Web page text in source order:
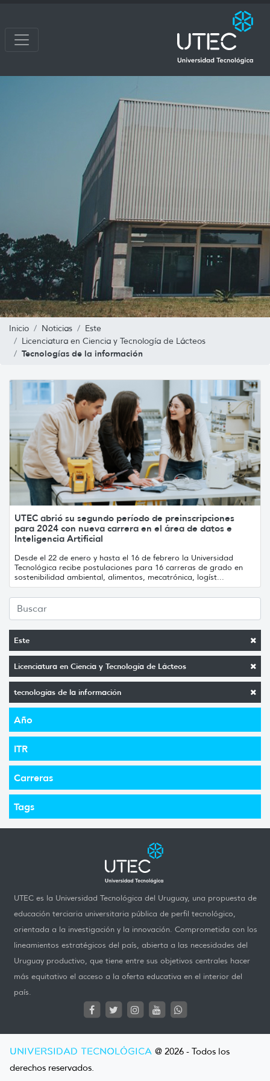
Inicio Noticias
Este
Licenciatura en Ciencia y Tecnología de Lácteos
Tecnologías de la información
Este
Licenciatura en Ciencia y Tecnología de Lácteos
tecnologías de la información
Año
ITR
Carreras
Tags
UTEC abrió su segundo período de preinscripciones
para 2024 con nueva carrera en el área de datos e
Inteligencia Artificial
Desde el 22 de enero y hasta el 16 de febrero la Universidad
Tecnológica recibe postulaciones para 16 carreras de grado en
sostenibilidad ambiental, alimentos, mecatrónica, logíst...
UTEC es la Universidad Tecnológica del Uruguay, una propuesta de
educación terciaria universitaria pública de perfil tecnológico,
orientada a la investigación y la innovación. Comprometida con los
lineamientos estratégicos del país, abierta a las necesidades del
Uruguay productivo, que tiene entre sus objetivos centrales hacer
más equitativo el acceso a la oferta educativa en el interior del
país.
UNIVERSIDAD TECNOLÓGICA @ 2026 - Todos los
derechos reservados.